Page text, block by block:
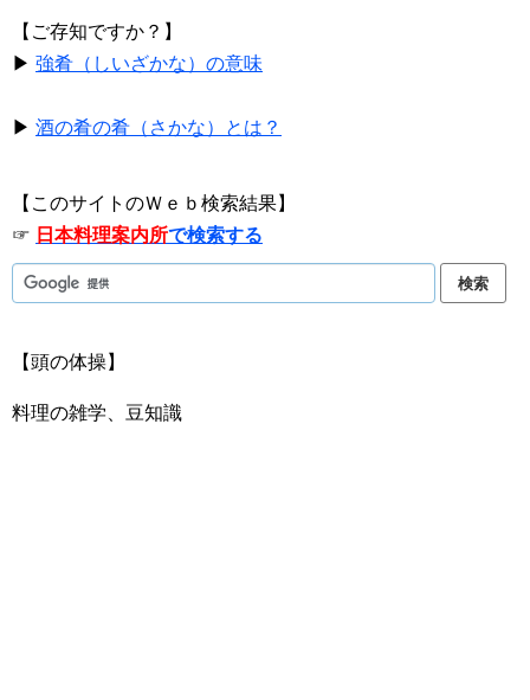
【ご存知ですか？】
▶ 強肴（しいざかな）の意味
▶ 酒の肴の肴（さかな）とは？
【このサイトのＷｅｂ検索結果】
☞ 日本料理案内所で検索する
【頭の体操】
料理の雑学、豆知識